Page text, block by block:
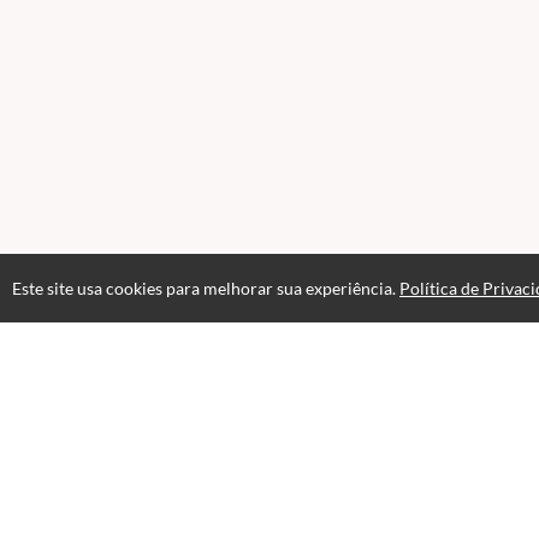
Este site usa cookies para melhorar sua experiência. Política de